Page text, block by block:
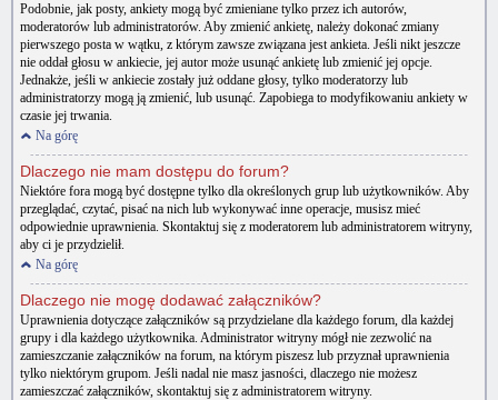
Podobnie, jak posty, ankiety mogą być zmieniane tylko przez ich autorów,
moderatorów lub administratorów. Aby zmienić ankietę, należy dokonać zmiany
pierwszego posta w wątku, z którym zawsze związana jest ankieta. Jeśli nikt jeszcze
nie oddał głosu w ankiecie, jej autor może usunąć ankietę lub zmienić jej opcje.
Jednakże, jeśli w ankiecie zostały już oddane głosy, tylko moderatorzy lub
administratorzy mogą ją zmienić, lub usunąć. Zapobiega to modyfikowaniu ankiety w
czasie jej trwania.
Na górę
Dlaczego nie mam dostępu do forum?
Niektóre fora mogą być dostępne tylko dla określonych grup lub użytkowników. Aby
przeglądać, czytać, pisać na nich lub wykonywać inne operacje, musisz mieć
odpowiednie uprawnienia. Skontaktuj się z moderatorem lub administratorem witryny,
aby ci je przydzielił.
Na górę
Dlaczego nie mogę dodawać załączników?
Uprawnienia dotyczące załączników są przydzielane dla każdego forum, dla każdej
grupy i dla każdego użytkownika. Administrator witryny mógł nie zezwolić na
zamieszczanie załączników na forum, na którym piszesz lub przyznał uprawnienia
tylko niektórym grupom. Jeśli nadal nie masz jasności, dlaczego nie możesz
zamieszczać załączników, skontaktuj się z administratorem witryny.